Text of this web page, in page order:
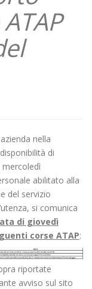
nella
di
abilitato alla
del servizio
si comunica
di giovedì
corse ATAP:
riportate
avviso sul sito